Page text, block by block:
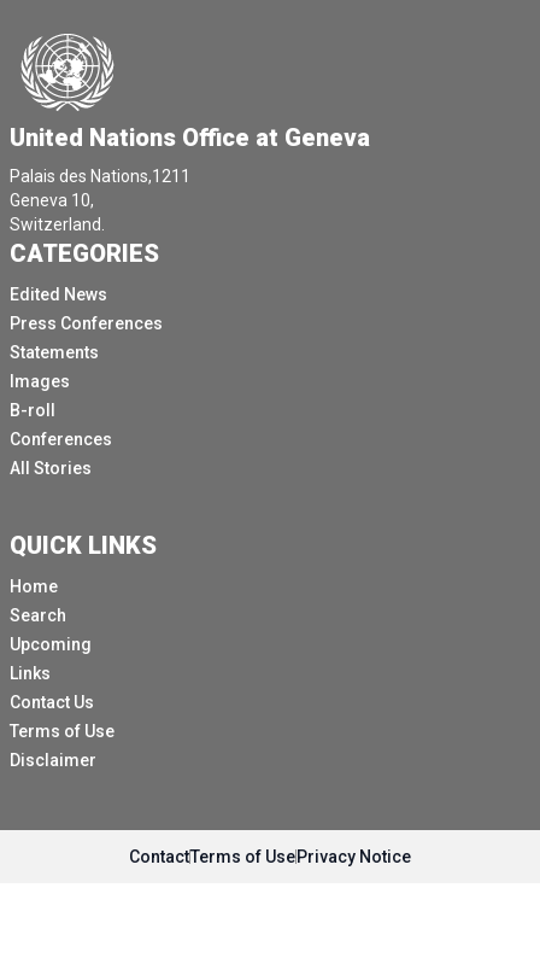
United Nations Office at Geneva
Palais des Nations,1211
Geneva 10,
Switzerland.
CATEGORIES
Edited News
Press Conferences
Statements
Images
B-roll
Conferences
All Stories
QUICK LINKS
Home
Search
Upcoming
Links
Contact Us
Terms of Use
Disclaimer
ContactTerms of UsePrivacy Notice